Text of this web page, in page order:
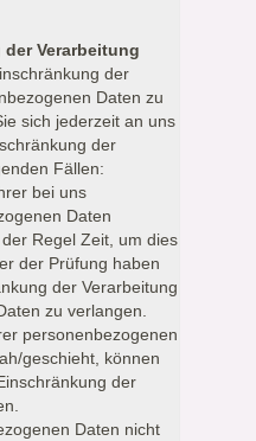
Verarbeitung
der
Daten zu
sich jederzeit an uns
der
Fällen:
bei uns
Daten
Regel Zeit, um dies
der Prüfung haben
der Verarbeitung
zu verlangen.
personenbezogenen
geschieht, können
der
Daten nicht